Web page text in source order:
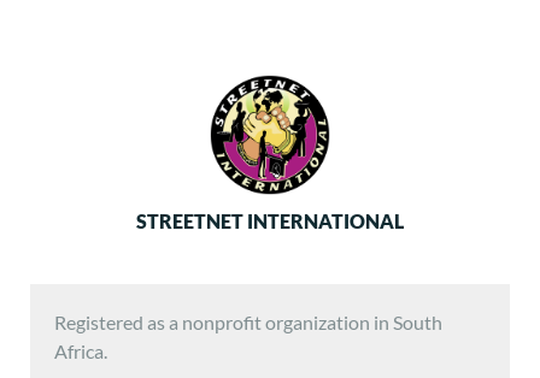
STREETNET INTERNATIONAL
Registered as a nonprofit organization in South
Africa.